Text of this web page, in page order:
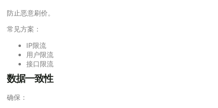
防止恶意刷价。
常见方案：
IP限流
用户限流
接口限流
数据一致性
确保：